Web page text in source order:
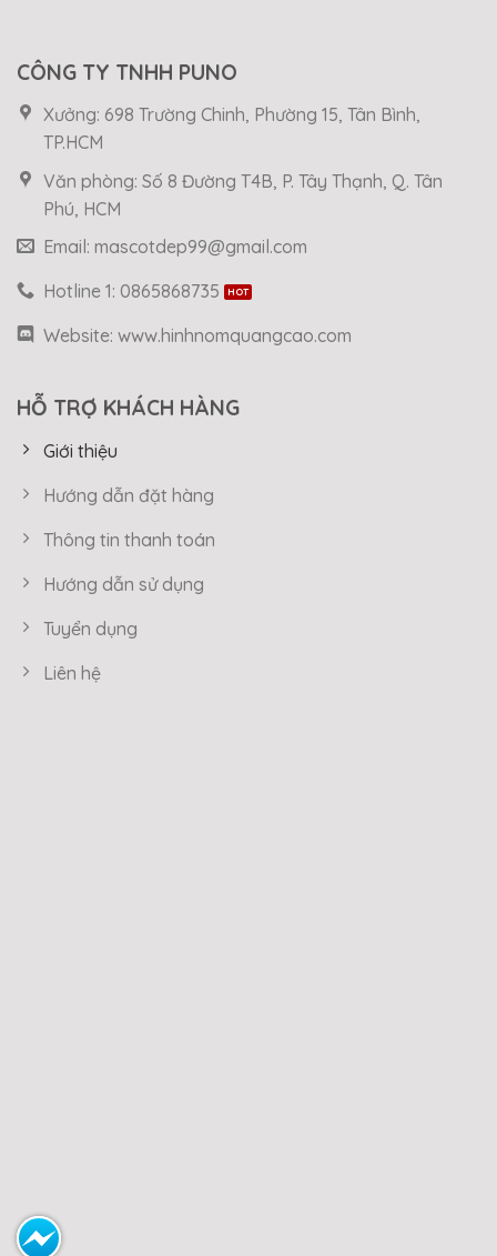
CÔNG TY TNHH PUNO
Xưởng: 698 Trường Chinh, Phường 15, Tân Bình,
TP.HCM
Văn phòng: Số 8 Đường T4B, P. Tây Thạnh, Q. Tân
Phú, HCM
Email: mascotdep99@gmail.com
Hotline 1: 0865868735
Website: www.hinhnomquangcao.com
HỖ TRỢ KHÁCH HÀNG
Giới thiệu
Hướng dẫn đặt hàng
Thông tin thanh toán
Hướng dẫn sử dụng
Tuyển dụng
Liên hệ